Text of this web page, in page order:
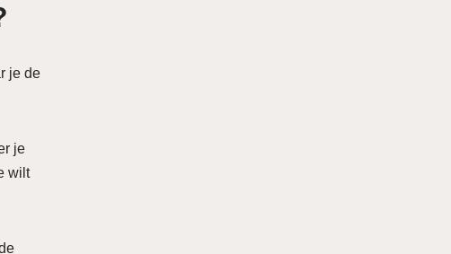
je de
je
wilt